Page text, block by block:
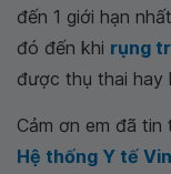
đến 1 giới hạn
đó đến khi rụng
được thụ thai hay
Cảm ơn em đã
Hệ thống Y tế